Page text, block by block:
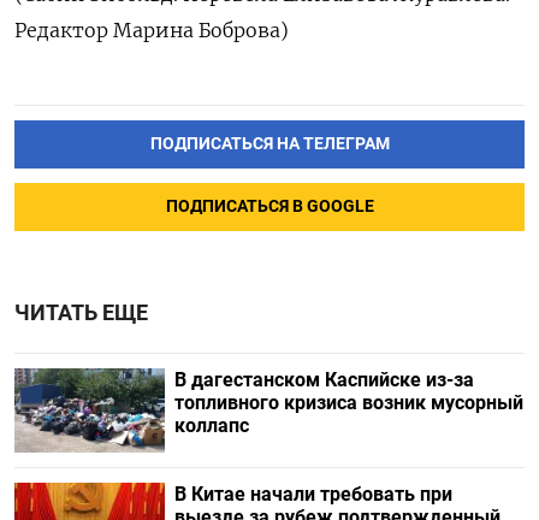
Редактор Марина Боброва)
ПОДПИСАТЬСЯ НА ТЕЛЕГРАМ
ПОДПИСАТЬСЯ В GOOGLE
ЧИТАТЬ ЕЩЕ
В дагестанском Каспийске из-за
топливного кризиса возник мусорный
коллапс
В Китае начали требовать при